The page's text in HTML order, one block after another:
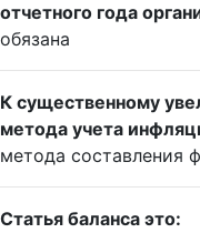
отчетного года
обязана
К существенному
метода учета
метода составления
Статья баланса это: